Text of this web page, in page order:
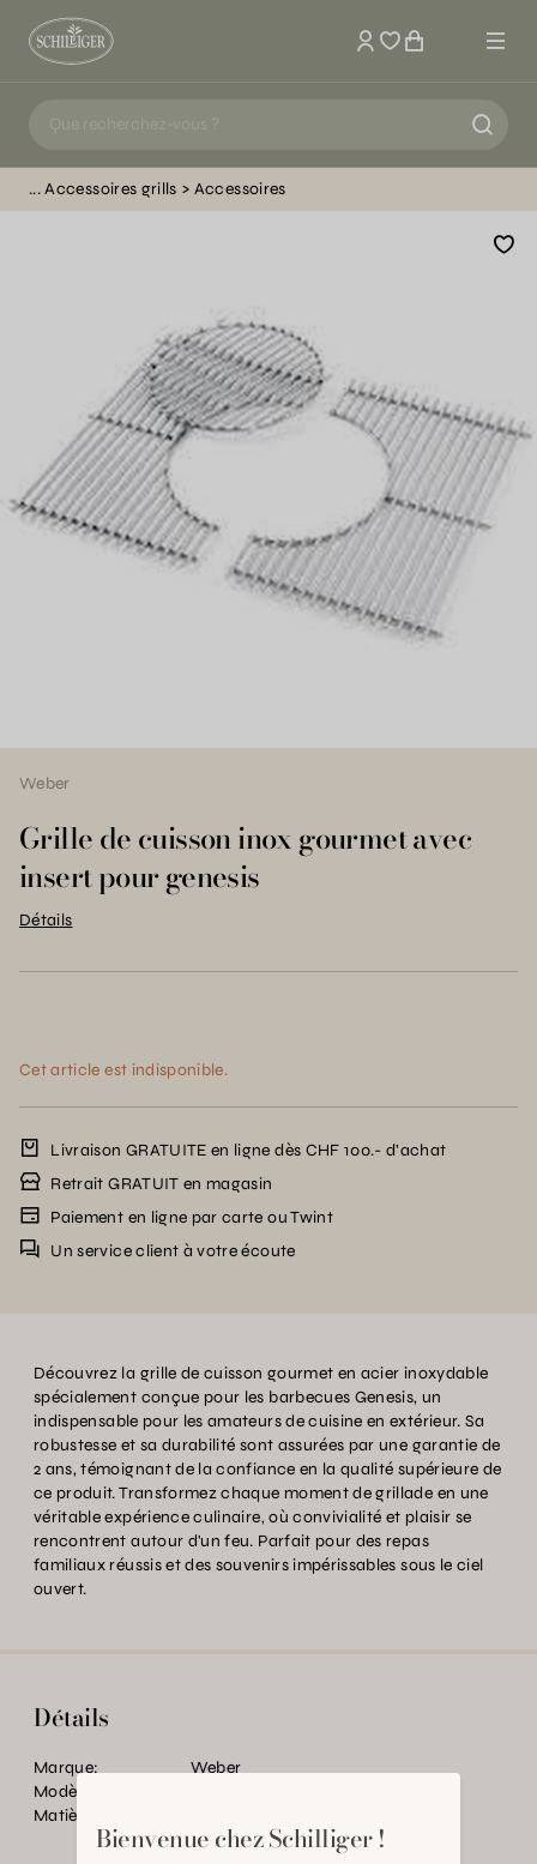
Mon compte
Accessoires grills Accessoires
Weber
Grille de cuisson inox gourmet avec
insert pour genesis
Détails
Cet article est indisponible.
Livraison GRATUITE en ligne dès CHF 100.- d’achat
Retrait GRATUIT en magasin
Paiement en ligne par carte ou Twint
Un service client à votre écoute
Découvrez la grille de cuisson gourmet en acier inoxydable
spécialement conçue pour les barbecues Genesis, un
indispensable pour les amateurs de cuisine en extérieur. Sa
robustesse et sa durabilité sont assurées par une garantie de
2 ans, témoignant de la confiance en la qualité supérieure de
ce produit. Transformez chaque moment de grillade en une
véritable expérience culinaire, où convivialité et plaisir se
rencontrent autour d'un feu. Parfait pour des repas
familiaux réussis et des souvenirs impérissables sous le ciel
ouvert.
Détails
Marque:
Weber
Modèle:
Matière:
Bienvenue chez Schilliger !